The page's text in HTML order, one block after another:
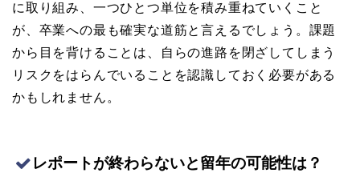
に取り組み、一つひとつ単位を積み重ねていくこと
が、卒業への最も確実な道筋と言えるでしょう。課題
から目を背けることは、自らの進路を閉ざしてしまう
リスクをはらんでいることを認識しておく必要がある
かもしれません。
レポートが終わらないと留年の可能性は？